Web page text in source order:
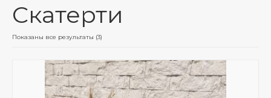
Одежда
Керамические изделия
Доставка и оплата
Скатерти
Показаны все результаты (3)